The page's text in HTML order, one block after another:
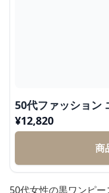
50代ファッション
¥12,820
商
50代女性の黒ワンピ